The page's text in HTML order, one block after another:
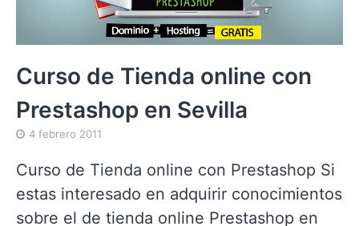
Curso de Tienda online con
Prestashop en Sevilla
4 febrero 2011
Curso de Tienda online con Prestashop Si
estas interesado en adquirir conocimientos
sobre el de tienda online Prestashop en